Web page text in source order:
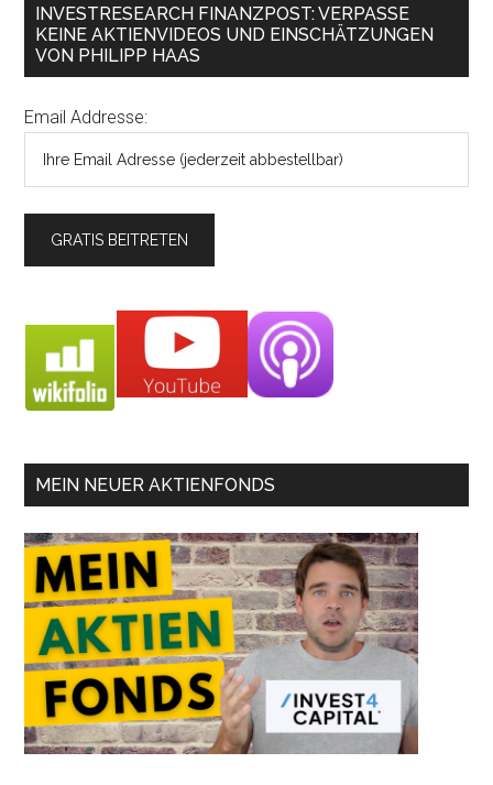
INVESTRESEARCH FINANZPOST: VERPASSE
KEINE AKTIENVIDEOS UND EINSCHÄTZUNGEN
VON PHILIPP HAAS
Email Addresse:
MEIN NEUER AKTIENFONDS